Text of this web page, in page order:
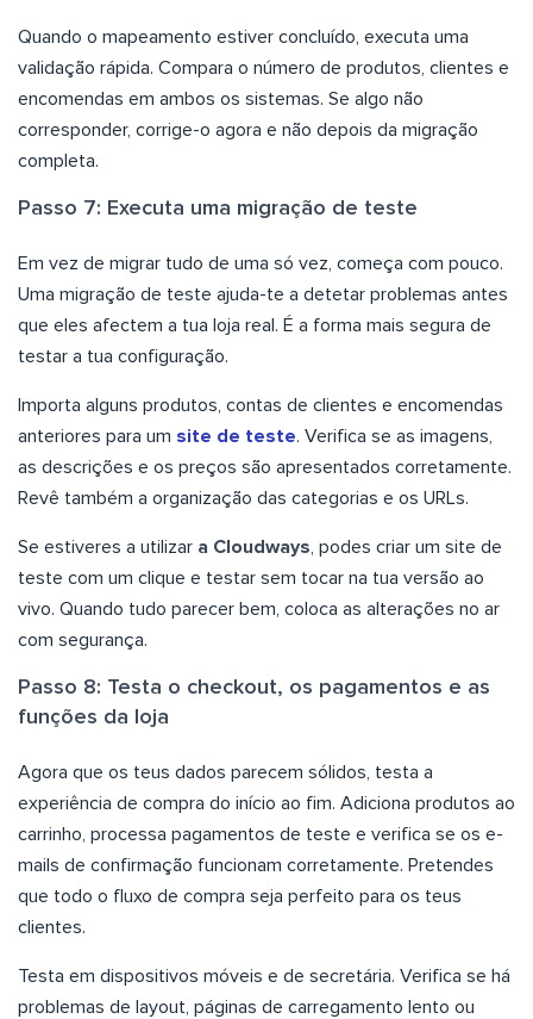
Quando o mapeamento estiver concluído, executa uma
validação rápida. Compara o número de produtos, clientes e
encomendas em ambos os sistemas. Se algo não
corresponder, corrige-o agora e não depois da migração
completa.
Passo 7: Executa uma migração de teste
Em vez de migrar tudo de uma só vez, começa com pouco.
Uma migração de teste ajuda-te a detetar problemas antes
que eles afectem a tua loja real. É a forma mais segura de
testar a tua configuração.
Importa alguns produtos, contas de clientes e encomendas
anteriores para um site de teste. Verifica se as imagens,
as descrições e os preços são apresentados corretamente.
Revê também a organização das categorias e os URLs.
Se estiveres a utilizar a Cloudways , podes criar um site de
teste com um clique e testar sem tocar na tua versão ao
vivo. Quando tudo parecer bem, coloca as alterações no ar
com segurança.
Passo 8: Testa o checkout, os pagamentos e as
funções da loja
Agora que os teus dados parecem sólidos, testa a
experiência de compra do início ao fim. Adiciona produtos ao
carrinho, processa pagamentos de teste e verifica se os e-
mails de confirmação funcionam corretamente. Pretendes
que todo o fluxo de compra seja perfeito para os teus
clientes.
Testa em dispositivos móveis e de secretária. Verifica se há
problemas de layout, páginas de carregamento lento ou